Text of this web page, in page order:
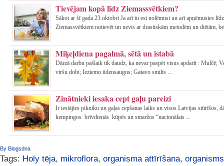
Tievējam kopā līdz Ziemassvētkiem?
Sākot ar šī gada 23.oktobri Ja arī tu esi nolēmusi un arī apņēmusies līdz
Ziemassvētkiem notievēt un nevis ar drastiskām metodēm un diētām,
Miķeļdiena pagalmā, sētā un istabā
Dārzā darbu pašlaik tik daudz, ka nevar paspēt visus apdarīt : Mulčē;
viršu dobi; Ieziemo ūdensaugus; Gatavo smilts ...
Zinātnieki iesaka cept gaļu pareizi
Ir iestājies pikniku un gaļas cepšanas laiks un visos Latvijas stūrīšos,
kempingos brīvdienās kūpēs un smaržos “nacionālais ...
By Blogsdna
Tags: Holy tēja, mikroflora, organisma attīrīšana, organisms